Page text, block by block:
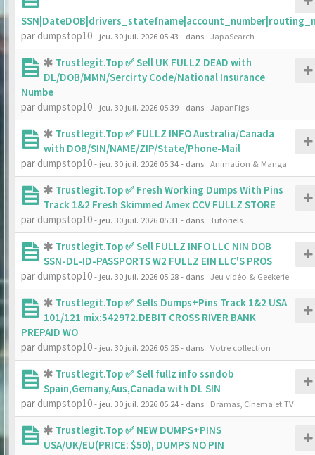
par dumpstop10- jeu. 30 juil. 2026 05:43 - dans : JapaSearch
Trustlegit.Top ✅ Sell UK FULLZ DEAD with
DL/DOB/MMN/Sercirty Code/National Insurance
Numbe
par dumpstop10- jeu. 30 juil. 2026 05:39- dans : JapanFigs
Trustlegit.Top ✅ FULLZ INFO Australia/Canada
with DOB/SIN/NAME/ZIP/State/Phone-Mail
par dumpstop10- jeu. 30 juil. 2026 05:34- dans : Animation & Manga
Trustlegit.Top ✅ Fresh Working Dumps With Pins
Track 1&2 Fresh Skimmed Amex CCV FULLZ STORE
par dumpstop10- jeu. 30 juil. 2026 05:31 - dans : Tutoriels
Trustlegit.Top ✅ Sell FULLZ INFO LLC NIN DOB
SSN-DL-ID-PASSPORTS W2 FULLZ EIN LLC'S PROS
par dumpstop10- jeu. 30 juil. 2026 05:28- dans : Jeu vidéo & Geekerie
Trustlegit.Top ✅ Sells Dumps+Pins Track 1&2 USA
101/121 mix:542972.DEBIT CROSS RIVER BANK
PREPAID WO
par dumpstop10- jeu. 30 juil. 2026 05:25- dans : Votre collection
Trustlegit.Top ✅ Sell fullz info ssndob
Spain,Gemany,Aus,Canada with DL SIN
par dumpstop10- jeu. 30 juil. 2026 05:24- dans : Dramas, Cinema et TV
Trustlegit.Top ✅ NEW DUMPS+PINS
USA/UK/EU(PRICE: $50), DUMPS NO PIN